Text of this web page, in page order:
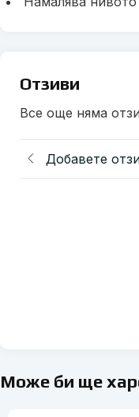
Отзиви
Все още няма
Добавете
Може би ще